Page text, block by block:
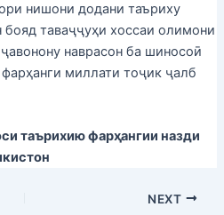
нишони додани таъриху
таваҷҷуҳи хоссаи олимони
наврасон ба шиносоӣ
миллати тоҷик ҷалб
таърихию фарҳангии назди
NEXT